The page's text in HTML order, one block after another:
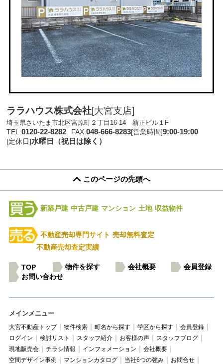
ララハウス株式会社[大宮支店]
埼玉県さいたま市北区宮原町２丁目16-14 新正ビル１F
TEL:0120-22-8282 FAX:048-666-8283[営業時間]9:00-19:00
[定休日]水曜日（祝日は除く）
このページの先頭へ
新築戸建 中古戸建 マンション 土地 収益物件
不動産売却専門サイト 売却無料査定
不動産売却査定実績
TOP 物件を探す 会社概要
会員登録
お問い合わせ
メインメニュー
大宮不動産トップ 物件検索 町名から探す 学区から探す
会員登録
ログイン
検討リスト スタッフ紹介 お客様の声
スタッフブログ
現地販売会
チラシ情報 インフォメーション
会社概要
空間デザイン事例
マンションカタログ 当社6つの強み お問合せ